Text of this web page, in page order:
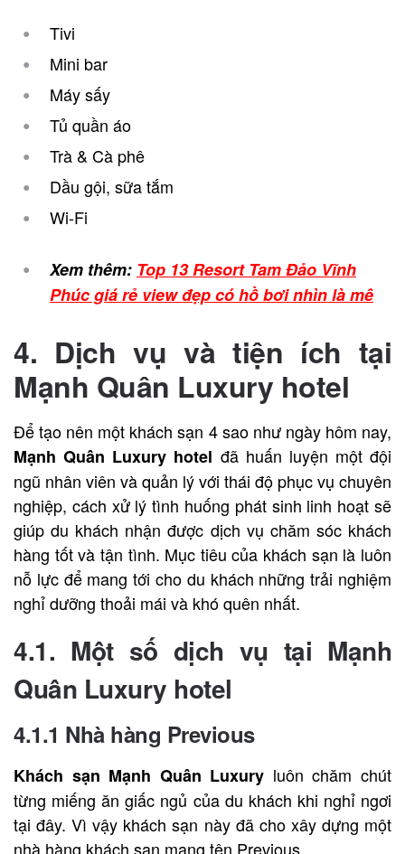
Tivi
Mini bar
Máy sấy
Tủ quần áo
Trà & Cà phê
Dầu gội, sữa tắm
Wi-Fi
Xem thêm: Top 13 Resort Tam Đảo Vĩnh
Phúc giá rẻ view đẹp có hồ bơi nhìn là mê
4. Dịch vụ và tiện ích tại
Mạnh Quân Luxury hotel
Để tạo nên một khách sạn 4 sao như ngày hôm nay,
Mạnh Quân Luxury hotel đã huấn luyện một đội
ngũ nhân viên và quản lý với thái độ phục vụ chuyên
nghiệp, cách xử lý tình huống phát sinh linh hoạt sẽ
giúp du khách nhận được dịch vụ chăm sóc khách
hàng tốt và tận tình. Mục tiêu của khách sạn là luôn
nỗ lực để mang tới cho du khách những trải nghiệm
nghỉ dưỡng thoải mái và khó quên nhất.
4.1. Một số dịch vụ tại Mạnh
Quân Luxury hotel
4.1.1 Nhà hàng Previous
Khách sạn Mạnh Quân Luxury luôn chăm chút
từng miếng ăn giấc ngủ của du khách khi nghỉ ngơi
tại đây. Vì vậy khách sạn này đã cho xây dựng một
nhà hàng khách sạn mang tên Previous.